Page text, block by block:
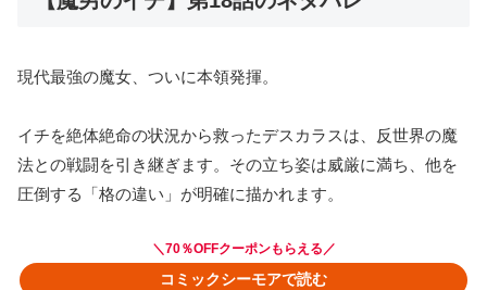
現代最強の魔女、ついに本領発揮。
イチを絶体絶命の状況から救ったデスカラスは、反世界の魔
法との戦闘を引き継ぎます。その立ち姿は威厳に満ち、他を
圧倒する「格の違い」が明確に描かれます。
＼70％OFFクーポンもらえる／
コミックシーモアで読む